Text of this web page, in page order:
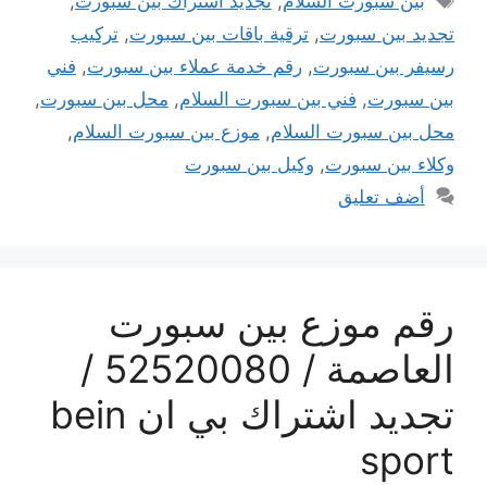
تجديد بين سبورت, ترقية باقات بين سبورت, تركيب
رسيفر بين سبورت, رقم خدمة عملاء بين سبورت, فني
بين سبورت, فني بين سبورت السلام, محل بين سبورت,
محل بين سبورت السلام, موزع بين سبورت السلام,
وكلاء بين سبورت, وكيل بين سبورت
أضف تعليق
رقم موزع بين سبورت
العاصمة / 52520080 /
تجديد اشتراك بي ان bein
sport